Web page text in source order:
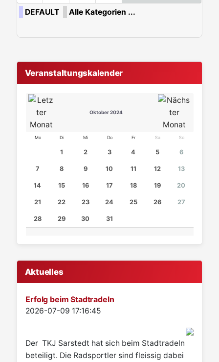
DEFAULT Alle Kategorien ...
Veranstaltungskalender
Oktober 2024
Mo Di Mi Do Fr Sa So
1 2 3 4 5 6
7 8 9 10 11 12 13
14 15 16 17 18 19 20
21 22 23 24 25 26 27
28 29 30 31
Aktuelles
Erfolg beim Stadtradeln
Details
2026-07-09 17:16:45
Der TKJ Sarstedt hat sich beim Stadtradeln
beteiligt. Die Radsportler sind fleissig dabei